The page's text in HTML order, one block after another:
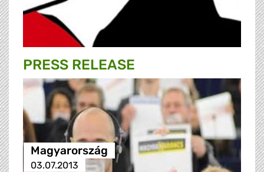
PRESS RELEASE
Magyarország
03.07.2013